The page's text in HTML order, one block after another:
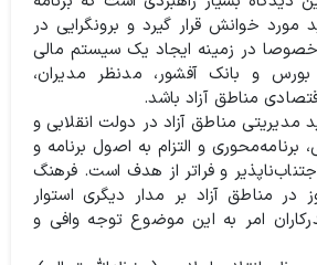
مورد خوانش قرار گیرد و برونگرایی در
خصوصا در زمینه ایجاد یک سیستم مالی
بورس و بانک آفشور، مدنظر مدیران،
مناطق آزاد باشد.
مدیریتی مناطق آزاد در دولت انقلابی و
برنامه‌محوری و التزام به اصول برنامه و
و فراتر از هدف است. فرهنگ
در مناطق آزاد بر مدار دیگری استوار
امر به این موضوع توجه وافی و